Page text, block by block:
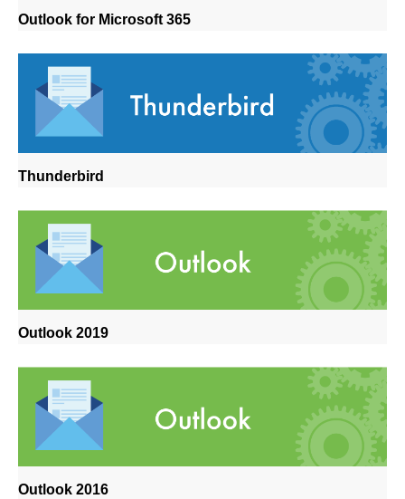
Outlook for Microsoft 365
Thunderbird
Outlook 2019
Outlook 2016